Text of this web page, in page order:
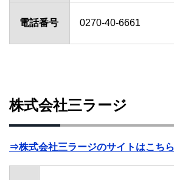
電話番号 0270-40-6661
株式会社三ラージ
⇒株式会社三ラージのサイトはこちら